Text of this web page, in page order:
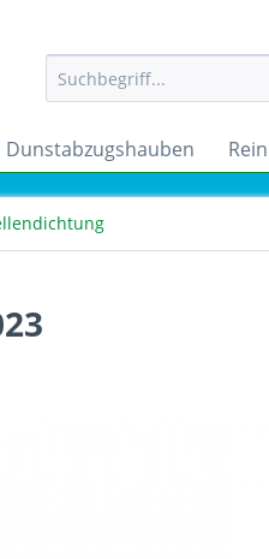
Dunstabzugshauben